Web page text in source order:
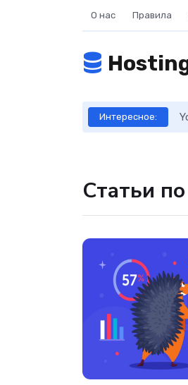
О нас Правила
Интересное:
Статьи